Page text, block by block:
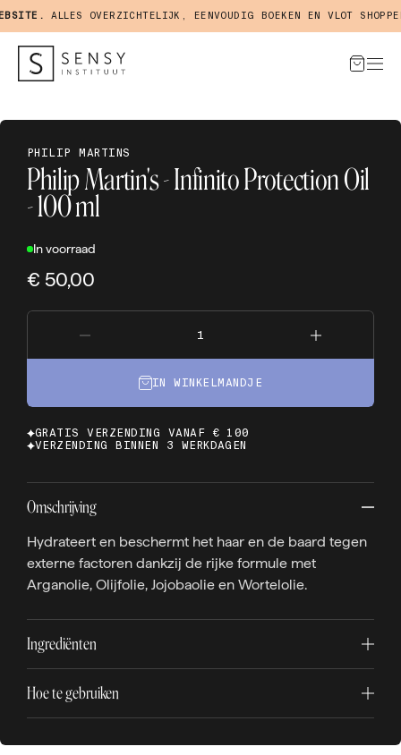
ALLES OVERZICHTELIJK, EENVOUDIG BOEKEN EN VLOT SHOPPEN
PHILIP MARTINS
Philip Martin's - Infinito Protection Oil
- 100 ml
In voorraad
€ 50,00
IN WINKELMANDJE
GRATIS VERZENDING VANAF € 100
VERZENDING BINNEN 3 WERKDAGEN
Omschrijving
Hydrateert en beschermt het haar en de baard tegen
externe factoren dankzij de rijke formule met
Arganolie, Olijfolie, Jojobaolie en Wortelolie.
Ingrediënten
Hoe te gebruiken